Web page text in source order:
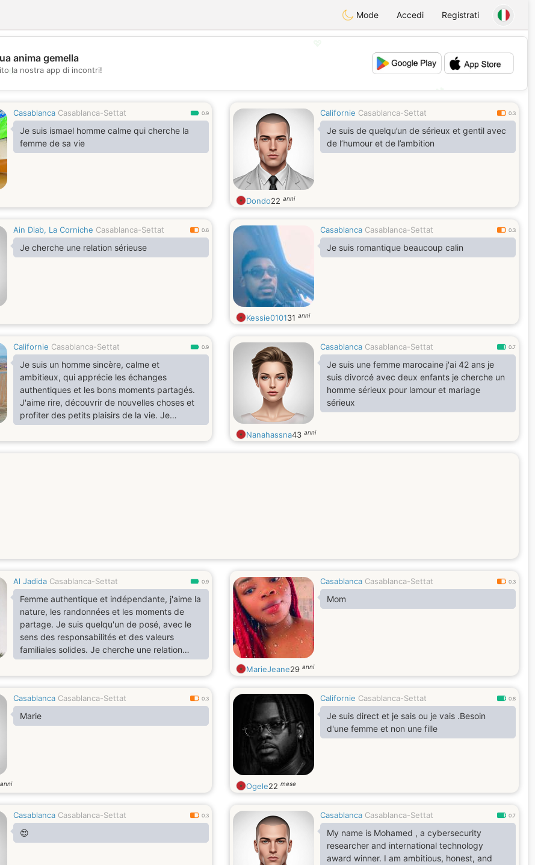
Mode Accedi Registrati
💖
💕
anima gemella
la nostra app di incontri!
Casablanca Casablanca-Settat 0.9
Je suis ismael homme calme qui cherche la
femme de sa vie
Californie Casablanca-Settat 0.3
Je suis de quelqu’un de sérieux et gentil avec
de l’humour et de l’ambition
Dondo22 anni
Ain Diab, La Corniche Casablanca-Settat 0.6
Je cherche une relation sérieuse
Casablanca Casablanca-Settat 0.3
Je suis romantique beaucoup calin
Kessie010131 anni
Californie Casablanca-Settat 0.9
Je suis un homme sincère, calme et
ambitieux, qui apprécie les échanges
authentiques et les bons moments partagés.
J'aime rire, découvrir de nouvelles choses et
profiter des petits plaisirs de la vie. Je
recherche une femme avec qui construire une
belle complicité, basée sur le respect, la
Casablanca Casablanca-Settat 0.7
Je suis une femme marocaine j'ai 42 ans je
suis divorcé avec deux enfants je cherche un
homme sérieux pour lamour et mariage
sérieux
Nanahassna43 anni
Al Jadida Casablanca-Settat 0.9
Femme authentique et indépendante, j'aime la
nature, les randonnées et les moments de
partage. Je suis quelqu'un de posé, avec le
sens des responsabilités et des valeurs
familiales solides. Je cherche une relation
sincère et durable, construite sur la confiance
et le respect mutuel.
Casablanca Casablanca-Settat 0.3
Mom
MarieJeane29 anni
Casablanca Casablanca-Settat 0.3
Marie
anni
Californie Casablanca-Settat 0.8
Je suis direct et je sais ou je vais .Besoin
d'une femme et non une fille
Ogele22 mese
Casablanca Casablanca-Settat 0.3
😍
Casablanca Casablanca-Settat 0.7
My name is Mohamed , a cybersecurity
researcher and international technology
award winner. I am ambitious, honest, and